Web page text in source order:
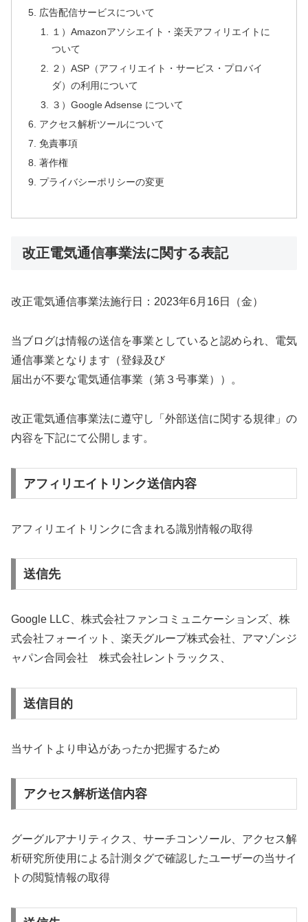
広告配信サービスについて
１）Amazonアソシエイト・楽天アフィリエイトに
ついて
２）ASP（アフィリエイト・サービス・プロバイ
ダ）の利用について
３）Google Adsense について
アクセス解析ツールについて
免責事項
著作権
プライバシーポリシーの変更
改正電気通信事業法に関する表記
改正電気通信事業法施行日：2023年6月16日（金）
当ブログは情報の送信を事業としていると認められ、電気
通信事業となります（登録及び
届出が不要な電気通信事業（第３号事業））。
改正電気通信事業法に遵守し「外部送信に関する規律」の
内容を下記にて公開します。
アフィリエイトリンク送信内容
アフィリエイトリンクに含まれる識別情報の取得
送信先
Google LLC、株式会社ファンコミュニケーションズ、株
式会社フォーイット、楽天グループ株式会社、アマゾンジ
ャパン合同会社 株式会社レントラックス
送信目的
当サイトより申込があったか把握するため
アクセス解析送信内容
グーグルアナリティクス、サーチコンソール、アクセス解
析研究所使用による計測タグで確認したユーザーの当サイ
トの閲覧情報の取得